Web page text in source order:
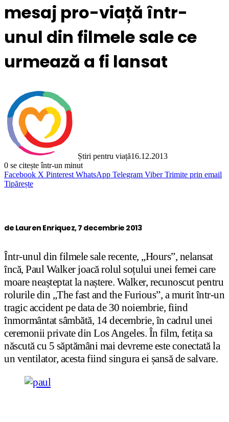
mesaj pro-viață într-
unul din filmele sale ce
urmează a fi lansat
Știri pentru viață16.12.2013
0 se citește într-un minut
Facebook X Pinterest WhatsApp Telegram Viber Trimite prin email
Tipărește
de Lauren Enriquez, 7 decembrie 2013
Într-unul din filmele sale recente, „Hours”, nelansat
încă, Paul Walker joacă rolul soțului unei femei care
moare neașteptat la naștere. Walker, recunoscut pentru
rolurile din „The fast and the Furious”, a murit într-un
tragic accident pe data de 30 noiembrie, fiind
înmormântat sâmbătă, 14 decembrie, în cadrul unei
ceremonii private din Los Angeles. În film, fetița sa
născută cu 5 săptămâni mai devreme este conectată la
un ventilator, acesta fiind singura ei șansă de salvare.